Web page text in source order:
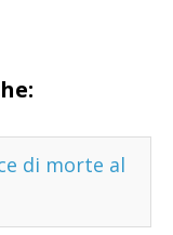
di morte al